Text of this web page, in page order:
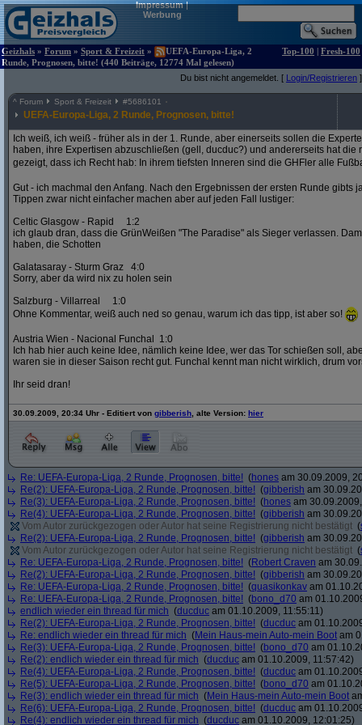
Impressum|
Werbung
Geizhals » Forum » Sport & Freizeit »
UEFA-Europa-Liga, 2
Runde, Prognosen, bitte! (440 Beiträge, 12774 Mal gelesen)
Top-100 | Fresh-100
Du bist nicht angemeldet. [ Login/Registrieren ]
^ Forum Sport & Freizeit #5686101
UEFA-Europa-Liga, 2 Runde, Prognosen, bitte!
Ich weiß, ich weiß - früher als in der 1. Runde, aber einerseits sollen die
haben, ihre Expertisen abzuschließen (gell, ducduc?) und andererseits hat die
gezeigt, dass ich Recht hab: In ihrem tiefsten Inneren sind die GHFler alle
Gut - ich machmal den Anfang. Nach den Ergebnissen der ersten Runde gibts
Tippen zwar nicht einfacher machen aber auf jeden Fall lustiger:
Celtic Glasgow - Rapid 1:2
ich glaub dran, dass die GrünWeißen "The Paradise" als Sieger verlassen.
haben, die Schotten
Galatasaray - Sturm Graz 4:0
Sorry, aber da wird nix zu holen sein
Salzburg - Villarreal 1:0
Ohne Kommentar, weiß auch ned so genau, warum ich das tipp, ist aber so!
Austria Wien - Nacional Funchal 1:0
Ich hab hier auch keine Idee, nämlich keine Idee, wer das Tor schießen soll,
waren sie in dieser Saison recht gut. Funchal kennt man nicht wirklich, drum
Ihr seid dran!
30.09.2009, 20:34 Uhr - Editiert von gibberish , alte Version: hier
Re: UEFA-Europa-Liga, 2 Runde, Prognosen, bitte! (hones am 30.09.2009,
Re(2): UEFA-Europa-Liga, 2 Runde, Prognosen, bitte! (gibberish am
Re(3): UEFA-Europa-Liga, 2 Runde, Prognosen, bitte! (hones am
Re(4): UEFA-Europa-Liga, 2 Runde, Prognosen, bitte! (gibberish am
Vom Autor zurückgezogen oder Autor hat seine Registrierung nicht bestätigt (
Re(2): UEFA-Europa-Liga, 2 Runde, Prognosen, bitte! (gibberish am
Vom Autor zurückgezogen oder Autor hat seine Registrierung nicht bestätigt (
Re: UEFA-Europa-Liga, 2 Runde, Prognosen, bitte! (Robert Craven am
Re(2): UEFA-Europa-Liga, 2 Runde, Prognosen, bitte! (gibberish am
Re: UEFA-Europa-Liga, 2 Runde, Prognosen, bitte! (quasikonkav am
Re: UEFA-Europa-Liga, 2 Runde, Prognosen, bitte! (bono_d70 am
endlich wieder ein thread für mich (ducduc am 01.10.2009, 11:55:11)
Re(2): UEFA-Europa-Liga, 2 Runde, Prognosen, bitte! (ducduc am
Re: endlich wieder ein thread für mich (Mein Haus-mein Auto-mein Boot am
Re(3): UEFA-Europa-Liga, 2 Runde, Prognosen, bitte! (bono_d70 am
Re(2): endlich wieder ein thread für mich (ducduc am 01.10.2009, 11:57:42)
Re(4): UEFA-Europa-Liga, 2 Runde, Prognosen, bitte! (ducduc am
Re(5): UEFA-Europa-Liga, 2 Runde, Prognosen, bitte! (bono_d70 am
Re(3): endlich wieder ein thread für mich (Mein Haus-mein Auto-mein Boot
Re(6): UEFA-Europa-Liga, 2 Runde, Prognosen, bitte! (ducduc am
Re(4): endlich wieder ein thread für mich (ducduc am 01.10.2009, 12:01:25)